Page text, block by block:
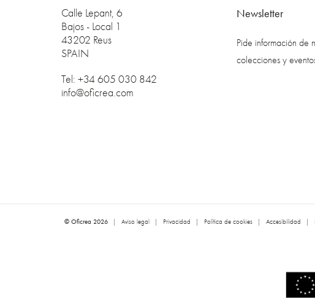
Calle Lepant, 6
Bajos - Local 1
43202 Reus
SPAIN
Tel: +34 605 030 842
info@oficrea.com
Newsletter
Pide información de
colecciones y
© Oficrea 2026 Aviso legal Privacidad Política de cookies Accesibilidad